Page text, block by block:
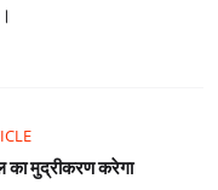
का मुद्रीकरण करेगा